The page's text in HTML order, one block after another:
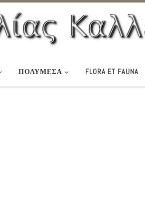
ΠΟΛΥΜΕΣΑ FLORA ET FAUNA